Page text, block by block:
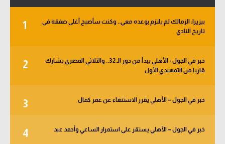
1
بيزيرا: الزمالك لم يلتزم بوعده معي.. وكنت سأصبح أغلى صفقة في
تاريخ النادي
2
خبر في الجول - الأهلي يبدأ من دور الـ 32.. والثلاثي المصري يشارك
قاريا من التمهيدي الأول
3 خبر في الجول – الأهلي يقرر الاستنغاء عن عمر كمال
4 خبر في الجول – الأهلي يستقر على استمرار الساعي وأحمد عيد